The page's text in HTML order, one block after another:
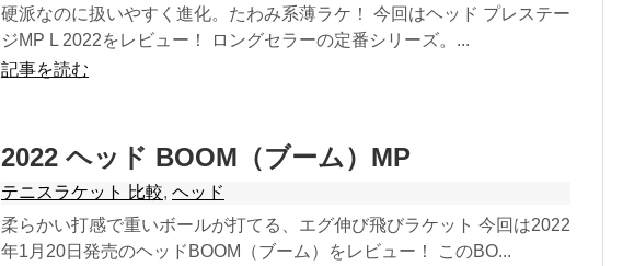
硬派なのに扱いやすく進化。たわみ系薄ラケ！ 今回はヘッド プレステー
ジMP L 2022をレビュー！ ロングセラーの定番シリーズ。...
記事を読む
2022 ヘッド BOOM（ブーム）MP
テニスラケット 比較, ヘッド
柔らかい打感で重いボールが打てる、エグ伸び飛びラケット 今回は2022
年1月20日発売のヘッドBOOM（ブーム）をレビュー！ このBO...